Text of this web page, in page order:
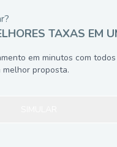
TAXAS EM
em minutos com
proposta.